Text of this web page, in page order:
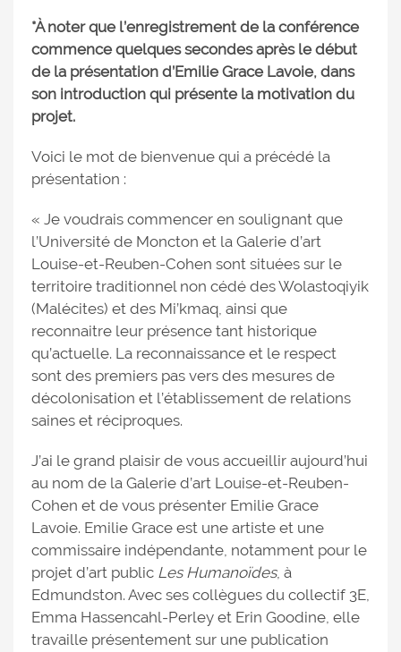
*À noter que l’enregistrement de la conférence
commence quelques secondes après le début
de la présentation d’Emilie Grace Lavoie, dans
son introduction qui présente la motivation du
projet.
Voici le mot de bienvenue qui a précédé la
présentation :
« Je voudrais commencer en soulignant que
l’Université de Moncton et la Galerie d’art
Louise-et-Reuben-Cohen sont situées sur le
territoire traditionnel non cédé des Wolastoqiyik
(Malécites) et des Mi’kmaq, ainsi que
reconnaitre leur présence tant historique
qu’actuelle. La reconnaissance et le respect
sont des premiers pas vers des mesures de
décolonisation et l’établissement de relations
saines et réciproques.
J’ai le grand plaisir de vous accueillir aujourd’hui
au nom de la Galerie d’art Louise-et-Reuben-
Cohen et de vous présenter Emilie Grace
Lavoie. Emilie Grace est une artiste et une
commissaire indépendante, notamment pour le
projet d’art public Les Humanoïdes, à
Edmundston. Avec ses collègues du collectif 3E,
Emma Hassencahl-Perley et Erin Goodine, elle
travaille présentement sur une publication